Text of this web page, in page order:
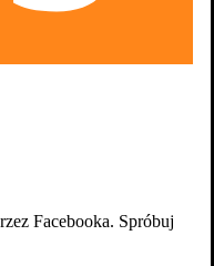
Facebooka. Spróbuj